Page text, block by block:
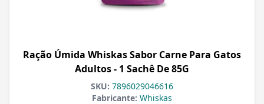
Ração Úmida Whiskas Sabor Carne Para Gatos
Adultos - 1 Sachê De 85G
SKU: 7896029046616
Fabricante: Whiskas